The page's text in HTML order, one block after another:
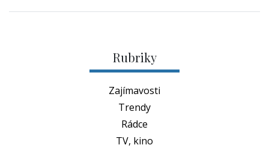
Rubriky
Zajímavosti
Trendy
Rádce
TV, kino